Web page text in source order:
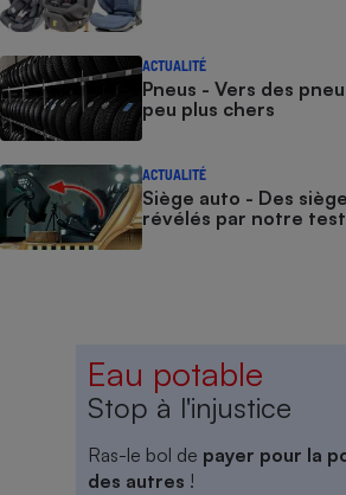
ACTUALITÉ
Pneus - Vers des
peu plus chers
ACTUALITÉ
Siège auto - Des
révélés par notre test
Eau potable
Stop à l'injustice
Ras-le bol de payer pour la
des autres !